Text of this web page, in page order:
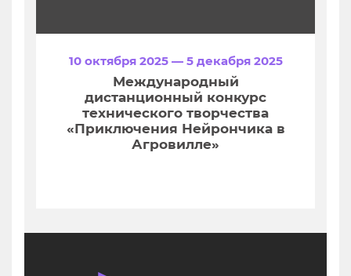
10 октября 2025 — 5 декабря 2025
Международный
дистанционный конкурс
технического творчества
«Приключения Нейрончика в
Агровилле»